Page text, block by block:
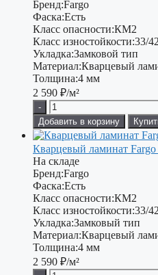
Бренд:Fargo
Фаска:Есть
Класс опасности:КМ2
Класс изностойкости:33/42
Укладка:Замковой тип
Материал:Кварцевый
Толщина:4 мм
2 590 ₽/м²
-
Добавить в корзину
Кварцевый ламинат
На складе
Бренд:Fargo
Фаска:Есть
Класс опасности:КМ2
Класс изностойкости:33/42
Укладка:Замковый тип
Материал:Кварцевый
Толщина:4 мм
2 590 ₽/м²